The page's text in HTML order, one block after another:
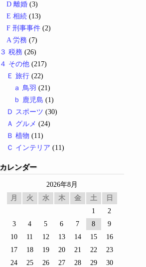
D 離婚 (3)
E 相続 (13)
F 刑事事件 (2)
A 労務 (7)
３ 税務 (26)
４ その他 (217)
Ｅ 旅行 (22)
ａ 鳥羽 (21)
ｂ 鹿児島 (1)
Ｄ スポーツ (30)
Ａ グルメ (24)
Ｂ 植物 (11)
Ｃ インテリア (11)
カレンダー
2026年8月
月
火 水 木 金 土
日
1
2
3
4 5 6 7 8
9
10
11 12 13 14 15
16
17
18 19 20 21 22
23
24
25 26 27 28 29
30